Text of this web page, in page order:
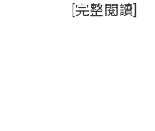
彩色攝影的不同影
[完整閱讀]